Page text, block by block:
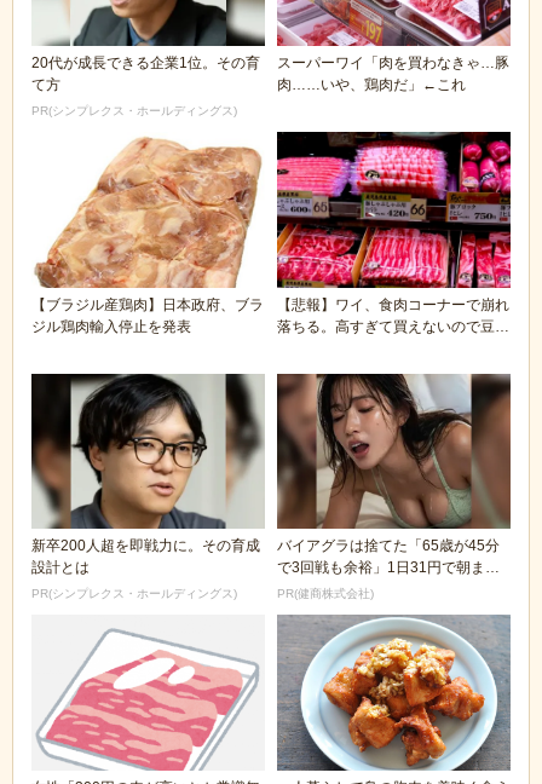
20代が成長できる企業1位。その育
て方
PR(シンプレクス・ホールディングス)
スーパーワイ「肉を買わなきゃ…豚
肉……いや、鶏肉だ」←これ
【ブラジル産鶏肉】日本政府、ブラ
ジル鶏肉輸入停止を発表
【悲報】ワイ、食肉コーナーで崩れ
落ちる。高すぎて買えないので豆腐
新卒200人超を即戦力に。その育成
設計とは
PR(シンプレクス・ホールディングス)
バイアグラは捨てた「65歳が45分
で3回戦も余裕」1日31円で朝まで
絶好調！
PR(健商株式会社)